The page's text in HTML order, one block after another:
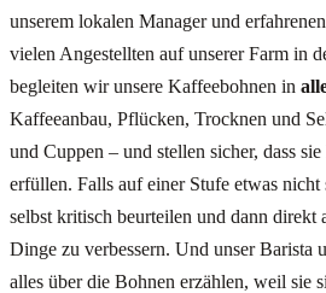
unserem lokalen Manager und
vielen Angestellten auf unserer Farm in
begleiten wir unsere Kaffeebohnen in
Kaffeeanbau, Pflücken, Trocknen und
und Cuppen – und stellen sicher, dass
erfüllen. Falls auf einer Stufe etwas
selbst kritisch beurteilen und dann direkt
Dinge zu verbessern. Und unser Barista
alles über die Bohnen erzählen, weil sie